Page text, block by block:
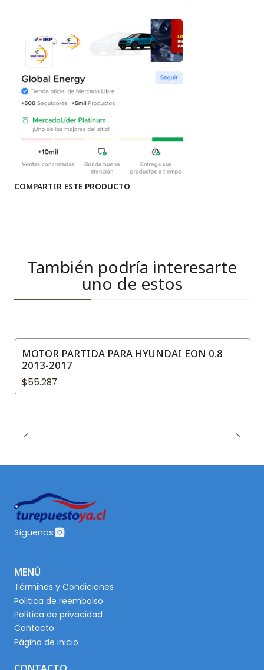
COMPARTIR ESTE PRODUCTO
También podría interesarte
uno de estos
MOTOR PARTIDA PARA HYUNDAI EON 0.8
2013-2017
$55.287
Síguenos
MENÚ
Términos y Condiciones
Politica de reembolso
Política de privacidad
Contacto
Página de inicio